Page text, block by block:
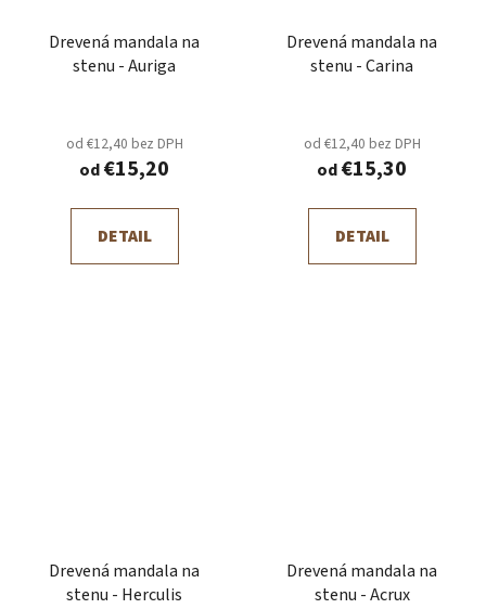
Drevená mandala na
stenu - Auriga
od €12,40 bez DPH
od€15,20
DETAIL
Drevená mandala na
stenu - Carina
od €12,40 bez DPH
od€15,30
DETAIL
Drevená mandala na
stenu - Herculis
Drevená mandala na
stenu - Acrux